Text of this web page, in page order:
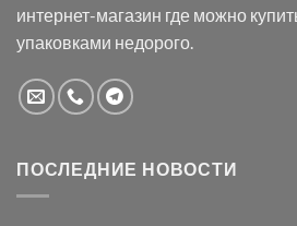
интернет-магазин где можно
упаковками недорого.
ПОСЛЕДНИЕ НОВОСТИ